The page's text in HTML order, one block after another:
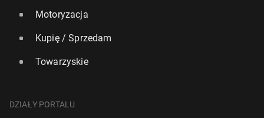
Motoryzacja
Kupię / Sprzedam
Towarzyskie
DZIAŁY PORTALU